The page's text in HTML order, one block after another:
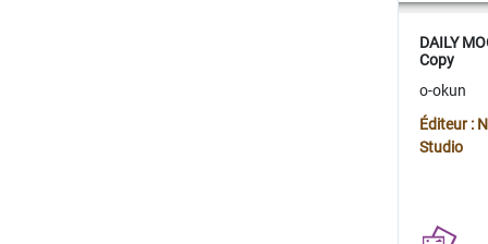
DAILY
Copy
o-okun
Éditeur :
Studio